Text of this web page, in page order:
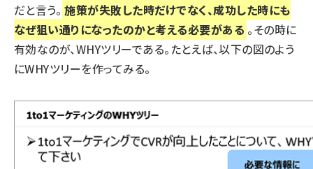
だと言う。 施策が失敗した時だけでなく、成功した時にも
なぜ狙い通りになったのかと考える必要がある 。その時に
有効なのが、WHYツリーである。たとえば、以下の図のよう
にWHYツリーを作ってみる。